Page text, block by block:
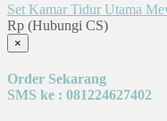
Set Kamar Tidur Utama
Rp (Hubungi CS)
×
Order Sekarang
SMS ke : 081224627402